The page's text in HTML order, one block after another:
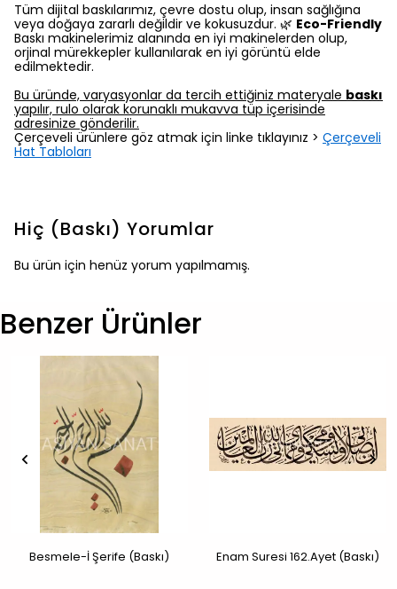
Tüm dijital baskılarımız, çevre dostu olup, insan sağlığına
veya doğaya zararlı değildir ve kokusuzdur. 🌿 Eco-Friendly
Baskı makinelerimiz alanında en iyi makinelerden olup,
orjinal mürekkepler kullanılarak en iyi görüntü elde
edilmektedir.
Bu üründe, varyasyonlar da tercih ettiğiniz materyale baskı
yapılır, rulo olarak korunaklı mukavva tüp içerisinde
adresinize gönderilir.
Çerçeveli ürünlere göz atmak için linke tıklayınız > Çerçeveli
Hat Tabloları
Hiç (Baskı) Yorumlar
Bu ürün için henüz yorum yapılmamış.
Benzer Ürünler
Besmele-İ Şerife (Baskı) Enam Suresi 162.Ayet (Baskı)